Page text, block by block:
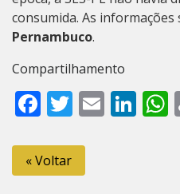
consumida. As informações
Pernambuco.
Compartilhamento
Facebook
Twitter
Email
« Voltar